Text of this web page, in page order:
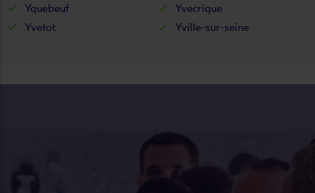
Yquebeuf
Yvecrique
Yvetot
Yville-sur-seine